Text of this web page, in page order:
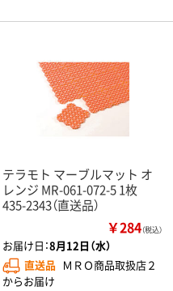
テラモト マーブルマット オ
レンジ MR-061-072-5 1枚
435-2343（直送品）
￥284（税込）
お届け日：8月12日（水）
直送品 ＭＲＯ商品取扱店２
からお届け